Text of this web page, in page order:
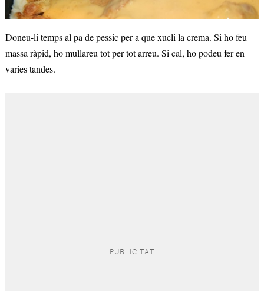
Doneu-li temps al pa de pessic per a que xucli la crema. Si ho feu
massa ràpid, ho mullareu tot per tot arreu. Si cal, ho podeu fer en
varies tandes.